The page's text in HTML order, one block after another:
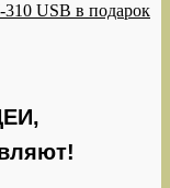
USB в подарок